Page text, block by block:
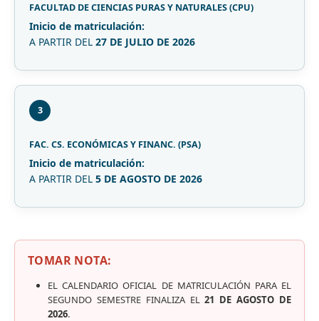
FACULTAD DE CIENCIAS PURAS Y NATURALES (CPU)
Inicio de matriculación:
A PARTIR DEL 27 DE JULIO DE 2026
3
FAC. CS. ECONÓMICAS Y FINANC. (PSA)
Inicio de matriculación:
A PARTIR DEL 5 DE AGOSTO DE 2026
TOMAR NOTA:
EL CALENDARIO OFICIAL DE MATRICULACIÓN PARA EL
SEGUNDO SEMESTRE FINALIZA EL21 DE AGOSTO DE
2026.